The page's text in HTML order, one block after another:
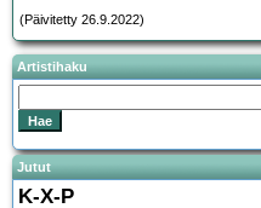
(Päivitetty 26.9.2022)
Artistihaku
Jutut
K-X-P